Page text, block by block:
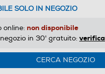
SOLO IN NEGOZIO
online: non disponibile
in 30' gratuito: verifica
CERCA NEGOZIO